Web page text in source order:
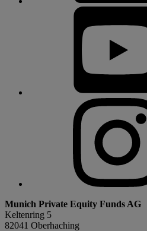
Munich Private Equity Funds AG
Keltenring 5
82041 Oberhaching